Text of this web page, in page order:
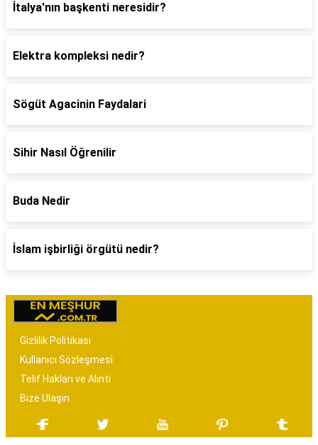
İtalya'nın başkenti neresidir?
Elektra kompleksi nedir?
Sögüt Agacinin Faydalari
Sihir Nasıl Öğrenilir
Buda Nedir
İslam işbirliği örgütü nedir?
Gizlilik Politikası
Kullanıcı Sözleşmesi
Telif Hakları ve Alıntı
Bize Ulaşın